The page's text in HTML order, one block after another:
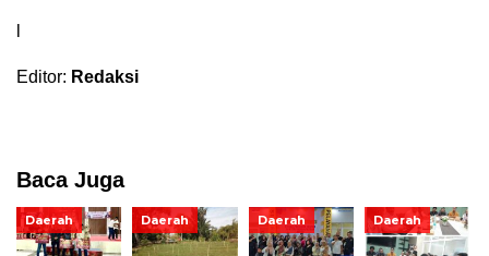
Editor: Redaksi
Baca Juga
Daerah Daerah Daerah Daerah